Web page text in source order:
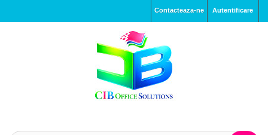
Autentificare
Contacteaza-ne